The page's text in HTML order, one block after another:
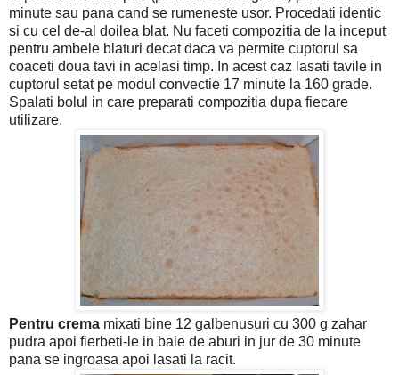
minute sau pana cand se rumeneste usor. Procedati identic
si cu cel de-al doilea blat. Nu faceti compozitia de la inceput
pentru ambele blaturi decat daca va permite cuptorul sa
coaceti doua tavi in acelasi timp. In acest caz lasati tavile in
cuptorul setat pe modul convectie 17 minute la 160 grade.
Spalati bolul in care preparati compozitia dupa fiecare
utilizare.
Pentru crema mixati bine 12 galbenusuri cu 300 g zahar
pudra apoi fierbeti-le in baie de aburi in jur de 30 minute
pana se ingroasa apoi lasati la racit.